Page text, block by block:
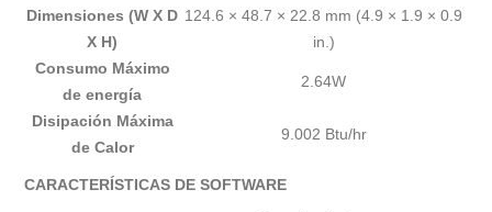
Dimensiones (W X D
X H)
124.6 × 48.7 × 22.8 mm (4.9 × 1.9 × 0.9
in.)
Consumo Máximo
de energía
2.64W
Disipación Máxima
de Calor
9.002 Btu/hr
CARACTERÍSTICAS DE SOFTWARE